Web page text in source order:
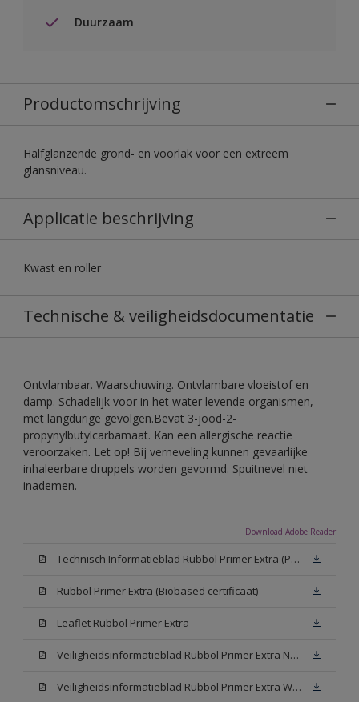
Duurzaam
Productomschrijving
Halfglanzende grond- en voorlak voor een extreem
glansniveau.
Applicatie beschrijving
Kwast en roller
Technische & veiligheidsdocumentatie
Ontvlambaar. Waarschuwing. Ontvlambare vloeistof en
damp. Schadelijk voor in het water levende organismen,
met langdurige gevolgen.Bevat 3-jood-2-
propynylbutylcarbamaat. Kan een allergische reactie
veroorzaken. Let op! Bij verneveling kunnen gevaarlijke
inhaleerbare druppels worden gevormd. Spuitnevel niet
inademen.
Download Adobe Reader
Technisch Informatieblad Rubbol Primer Extra (PDF)
Rubbol Primer Extra (Biobased certificaat)
Leaflet Rubbol Primer Extra
Veiligheidsinformatieblad Rubbol Primer Extra N00 (MSDS)
Veiligheidsinformatieblad Rubbol Primer Extra White W05 (MSDS)